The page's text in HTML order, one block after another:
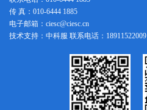
传 真：010-6444 1885
电子邮箱：ciesc@ciesc.cn
技术支持：中科服 联系电话：18911522009